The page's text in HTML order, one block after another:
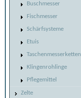
Buschmesser
Fischmesser
Schärfsysteme
Etuis
Taschenmesserketten
Klingenrohlinge
Pflegemittel
Zelte